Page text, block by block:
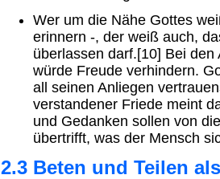
Wer um die Nähe Gottes
erinnern -, der weiß auch,
überlassen darf.[10] Bei
würde Freude verhindern.
all seinen Anliegen
verstandener Friede meint
und Gedanken sollen von
übertrifft, was der Mensch
2.3 Beten und Teilen